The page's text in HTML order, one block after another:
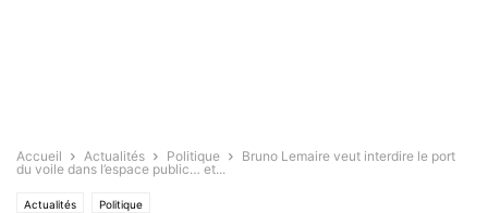
Accueil Actualités Politique
Bruno Lemaire veut interdire le port
du voile dans l’espace public… et...
Actualités Politique